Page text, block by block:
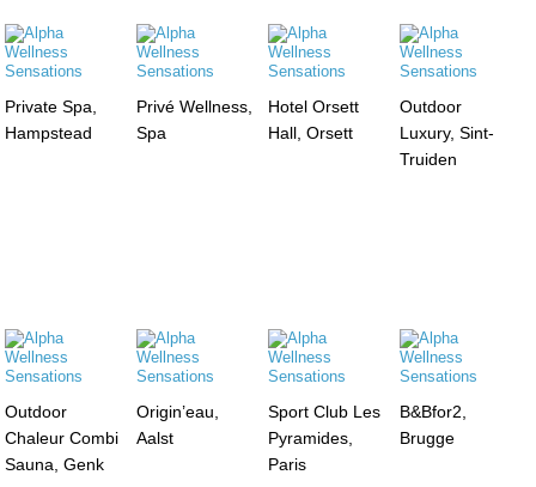
Private Spa,
Hampstead
Privé Wellness,
Spa
Hotel Orsett
Hall, Orsett
Outdoor
Luxury, Sint-
Truiden
Outdoor
Chaleur Combi
Sauna, Genk
Origin’eau,
Aalst
Sport Club Les
Pyramides,
Paris
B&Bfor2,
Brugge